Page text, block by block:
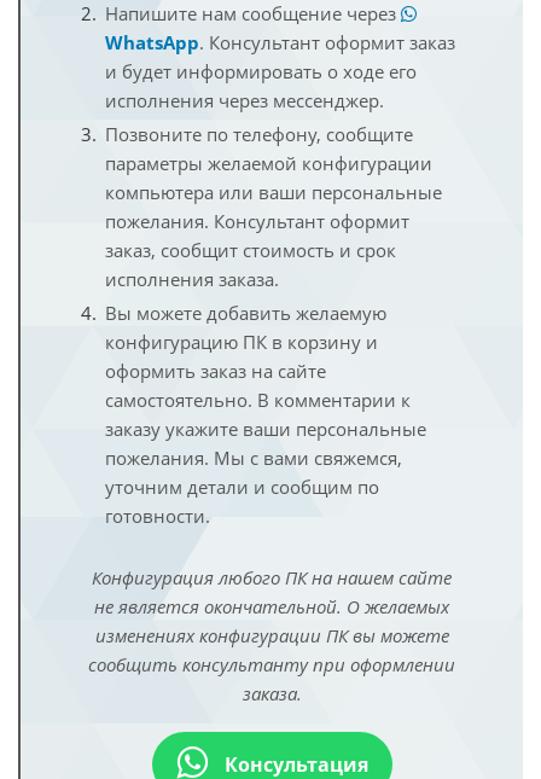
Напишите нам сообщение через
WhatsApp. Консультант оформит заказ
и будет информировать о ходе его
исполнения через мессенджер.
Позвоните по телефону, сообщите
параметры желаемой конфигурации
компьютера или ваши персональные
пожелания. Консультант оформит
заказ, сообщит стоимость и срок
исполнения заказа.
Вы можете добавить желаемую
конфигурацию ПК в корзину и
оформить заказ на сайте
самостоятельно. В комментарии к
заказу укажите ваши персональные
пожелания. Мы с вами свяжемся,
уточним детали и сообщим по
готовности.
Конфигурация любого ПК на нашем сайте
не является окончательной. О желаемых
изменениях конфигурации ПК вы можете
сообщить консультанту при оформлении
заказа.
Консультация